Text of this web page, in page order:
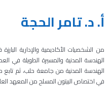
أ. د. تامر الحجة
من الشخصيات الأكاديمية والإدارية
الهندسة المدنية والمسيرة الطويلة
الهندسة المدنية من جامعة حلب، ثم تابع
في اختصاص البيتون المسلح من المعهد